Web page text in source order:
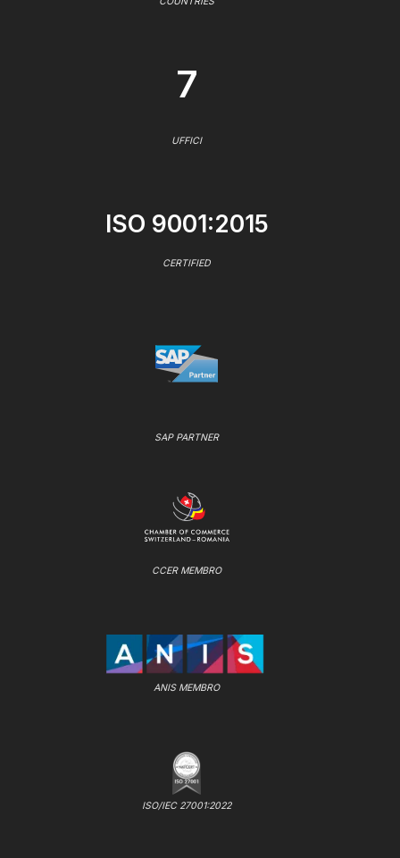
7
UFFICI
ISO 9001:2015
CERTIFIED
SAP PARTNER
CCER MEMBRO
ANIS MEMBRO
ISO/IEC 27001:2022